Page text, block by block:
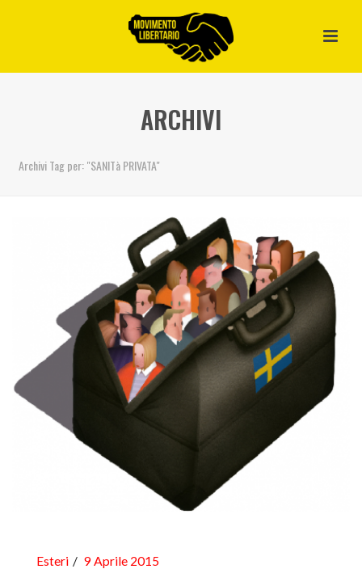
ARCHIVI
Archivi Tag per: "SANITà PRIVATA"
Esteri 9 Aprile 2015